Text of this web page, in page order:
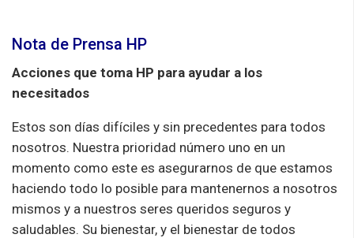
Nota de Prensa HP
Acciones que toma HP para ayudar a los
necesitados
Estos son días difíciles y sin precedentes para todos
nosotros. Nuestra prioridad número uno en un
momento como este es asegurarnos de que estamos
haciendo todo lo posible para mantenernos a nosotros
mismos y a nuestros seres queridos seguros y
saludables. Su bienestar, y el bienestar de todos